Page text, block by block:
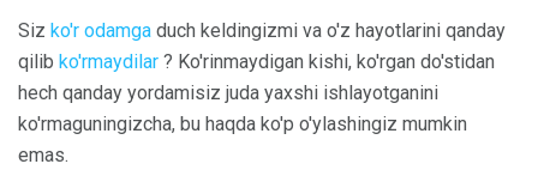
Siz ko'r odamga duch keldingizmi va o'z hayotlarini qanday
qilib ko'rmaydilar ? Ko'rinmaydigan kishi, ko'rgan do'stidan
hech qanday yordamisiz juda yaxshi ishlayotganini
ko'rmaguningizcha, bu haqda ko'p o'ylashingiz mumkin
emas.